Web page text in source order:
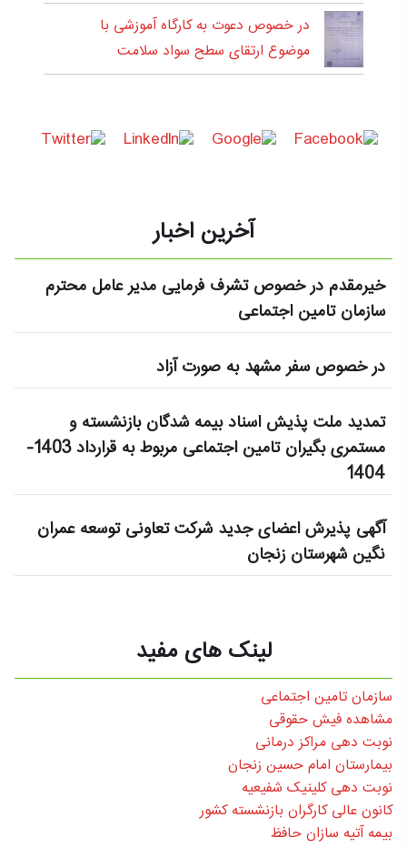
در خصوص دعوت به کارگاه آموزشی با
موضوع ارتقای سطح سواد سلامت
آخرین اخبار
خیرمقدم در خصوص تشرف فرمایی مدیر عامل محترم
سازمان تامین اجتماعی
در خصوص سفر مشهد به صورت آزاد
تمدید ملت پذیش اسناد بیمه شدگان بازنشسته و
مستمری بگیران تامین اجتماعی مربوط به قرارداد 1403-
1404
آگهی پذیرش اعضای جدید شرکت تعاونی توسعه عمران
نگین شهرستان زنجان
لینک های مفید
سازمان تامین اجتماعی
مشاهده فیش حقوقی
نوبت دهی مراکز درمانی
بیمارستان امام حسین زنجان
نوبت دهی کلینیک شفیعیه
کانون عالی کارگران بازنشسته کشور
بیمه آتیه سازان حافظ